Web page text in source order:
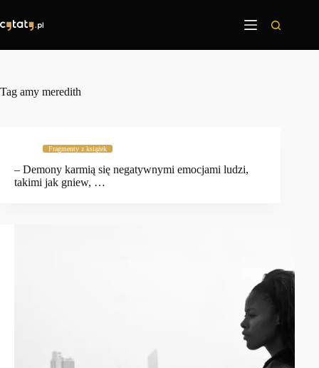
treści
Tag amy meredith
Fragmenty z książek
– Demony karmią się negatywnymi emocjami ludzi,
takimi jak gniew, …